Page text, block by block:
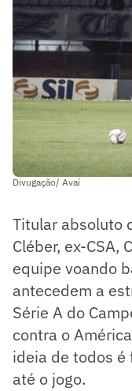
Divugação/ Avaí
Titular absoluto
Cléber, ex-CSA,
equipe voando
antecedem a
Série A do
contra o
ideia de todos é
até o jogo.